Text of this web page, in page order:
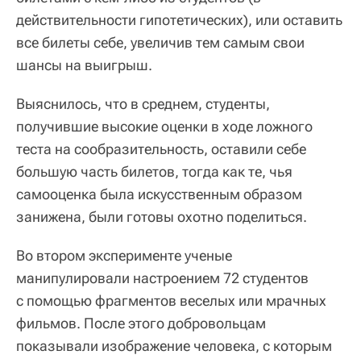
действительности гипотетических), или оставить
все билеты себе, увеличив тем самым свои
шансы на выигрыш.
Выяснилось, что в среднем, студенты,
получившие высокие оценки в ходе ложного
теста на сообразительность, оставили себе
большую часть билетов, тогда как те, чья
самооценка была искусственным образом
занижена, были готовы охотно поделиться.
Во втором эксперименте ученые
манипулировали настроением 72 студентов
с помощью фрагментов веселых или мрачных
фильмов. После этого добровольцам
показывали изображение человека, с которым